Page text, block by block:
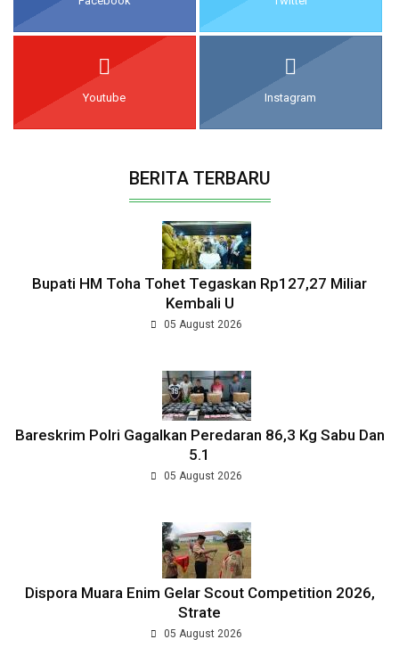
Youtube Instagram
BERITA TERBARU
Bupati HM Toha Tohet Tegaskan Rp127,27 Miliar
Kembali U
05 August 2026
Bareskrim Polri Gagalkan Peredaran 86,3 Kg Sabu Dan
5.1
05 August 2026
Dispora Muara Enim Gelar Scout Competition 2026,
Strate
05 August 2026